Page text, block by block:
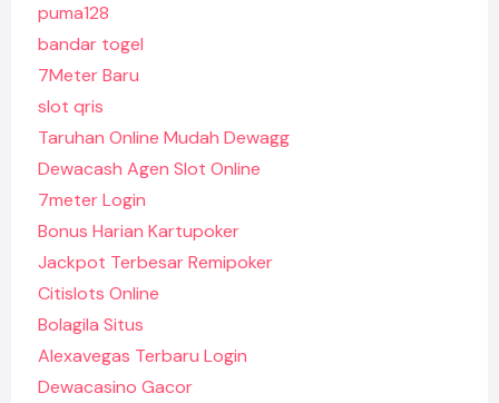
puma128
bandar togel
7Meter Baru
slot qris
Taruhan Online Mudah Dewagg
Dewacash Agen Slot Online
7meter Login
Bonus Harian Kartupoker
Jackpot Terbesar Remipoker
Citislots Online
Bolagila Situs
Alexavegas Terbaru Login
Dewacasino Gacor